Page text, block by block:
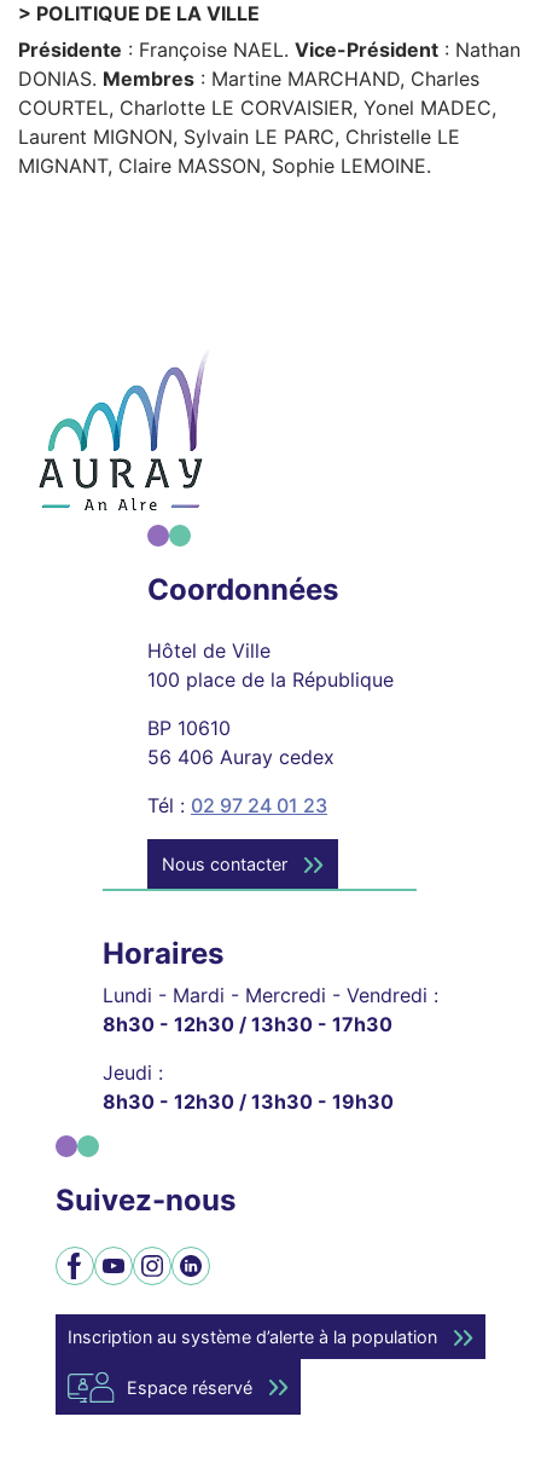
> POLITIQUE DE LA VILLE
Présidente : Françoise NAEL. Vice-Président : Nathan
DONIAS. Membres : Martine MARCHAND, Charles
COURTEL, Charlotte LE CORVAISIER, Yonel MADEC,
Laurent MIGNON, Sylvain LE PARC, Christelle LE
MIGNANT, Claire MASSON, Sophie LEMOINE.
Coordonnées
Hôtel de Ville
100 place de la République
BP 10610
56 406 Auray cedex
Tél : 02 97 24 01 23
Nous contacter
Horaires
Lundi - Mardi - Mercredi - Vendredi :
8h30 - 12h30 / 13h30 - 17h30
Jeudi :
8h30 - 12h30 / 13h30 - 19h30
Suivez-nous
Facebook
YouTubeInstagram
LinkedIn
Inscription au système d’alerte à la population
Espace réservé